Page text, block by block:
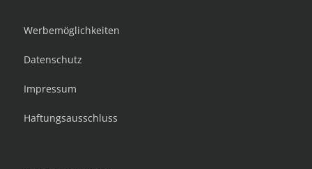
Werbemöglichkeiten
Datenschutz
Impressum
Haftungsausschluss